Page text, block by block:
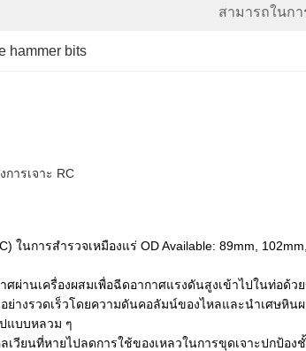
สามารถในกา
hammer bits
การเจาะ RC
ในการสำรวจเหมืองแร่ OD Available: 89mm,
ผ่านเครื่องผสมเพื่อฉีดอากาศแรงดันสูงเข้าไปในท่อด้
างรวดเร็วโดยความดันคอลัมน์ของไหลและนำเศษหิ
แบบหลวม ๆ
วียนที่หายไปลดการใช้ของเหลวในการขุดเจาะปกป้อ